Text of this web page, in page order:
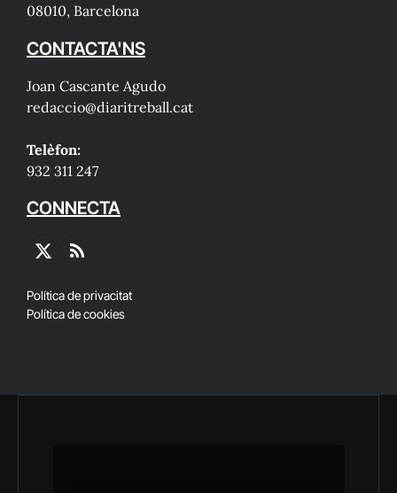
08010, Barcelona
CONTACTA'NS
Joan Cascante Agudo
redaccio@diaritreball.cat
Telèfon:
932 311 247
CONNECTA
X
RSS
Política de privacitat
Política de cookies